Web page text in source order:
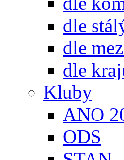
dle
dle
dle
Kluby
ANO
ODS